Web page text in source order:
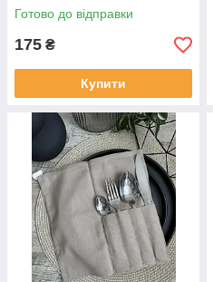
Готово до відправки
175 ₴
Купити